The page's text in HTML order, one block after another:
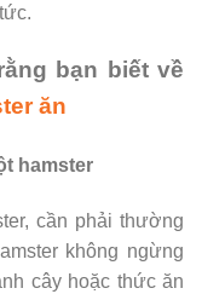
bạn biết về
ăn
hamster
cần phải thường
không ngừng
cây hoặc thức ăn